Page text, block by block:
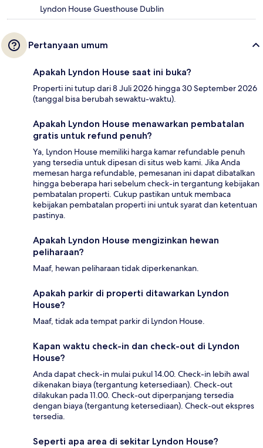
Lyndon House Guesthouse Dublin
Pertanyaan umum
Apakah Lyndon House saat ini buka?
Properti ini tutup dari 8 Juli 2026 hingga 30 September 2026
(tanggal bisa berubah sewaktu-waktu).
Apakah Lyndon House menawarkan pembatalan
gratis untuk refund penuh?
Ya, Lyndon House memiliki harga kamar refundable penuh
yang tersedia untuk dipesan di situs web kami. Jika Anda
memesan harga refundable, pemesanan ini dapat dibatalkan
hingga beberapa hari sebelum check-in tergantung kebijakan
pembatalan properti. Cukup pastikan untuk membaca
kebijakan pembatalan properti ini untuk syarat dan ketentuan
pastinya.
Apakah Lyndon House mengizinkan hewan
peliharaan?
Maaf, hewan peliharaan tidak diperkenankan.
Apakah parkir di properti ditawarkan Lyndon
House?
Maaf, tidak ada tempat parkir di Lyndon House.
Kapan waktu check-in dan check-out di Lyndon
House?
Anda dapat check-in mulai pukul 14.00. Check-in lebih awal
dikenakan biaya (tergantung ketersediaan). Check-out
dilakukan pada 11.00. Check-out diperpanjang tersedia
dengan biaya (tergantung ketersediaan). Check-out ekspres
tersedia.
Seperti apa area di sekitar Lyndon House?